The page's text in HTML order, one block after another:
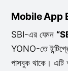
Mobile App
SBI-এর যেমন
YONO-তে
পাসবুক থাকে।